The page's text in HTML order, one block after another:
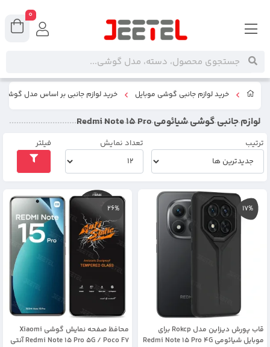
خرید لوازم جانبی گوشی موبایل خرید لوازم جانبی بر اساس مدل گوشی
لوازم جانبی گوشی شیائومی Redmi Note 15 Pro
ترتیب تعداد نمایش فیلتر
17%
قاب پورش دیزاین مدل Rokcp برای
موبایل شیائومی Redmi Note 15 Pro 4G
26%
محافظ صفحه نمایش گوشی Xiaomi
Redmi Note 15 Pro 5G / Poco F7 آنتی
0